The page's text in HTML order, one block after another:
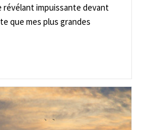
révélant impuissante devant
que mes plus grandes